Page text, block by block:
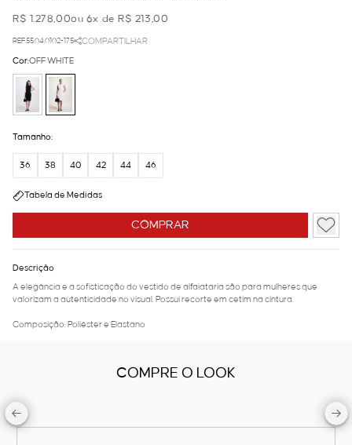
R$ 1.278,00ou 6x de R$ 213,00
REF.55.04.0102-175 COMPARTILHAR
COMPRAR
Cor:OFF WHITE
Tamanho:
36 38 40 42 44 46
Tabela de Medidas
Descrição
A elegância e a sofisticação do vestido de alfaiataria são para mulheres que
valorizam a autenticidade no visual. Possui recorte em cetim na cintura.
Composição: Poliéster e Elastano
COMPRE O LOOK